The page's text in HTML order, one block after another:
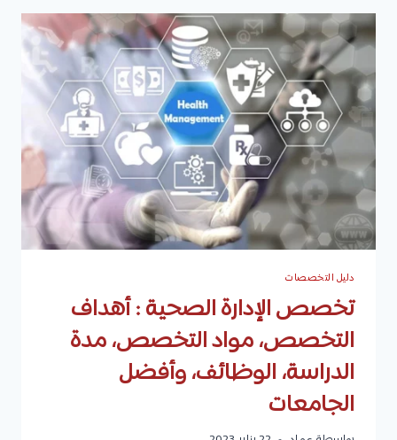
مواد
التخصص،
مدة
الدراسة،
مجالات
العمل،
سلم
الرواتب،
وأفضل
الجامعات
دليل التخصصات
تخصص الإدارة الصحية : أهداف
التخصص، مواد التخصص، مدة
الدراسة، الوظائف، وأفضل
الجامعات